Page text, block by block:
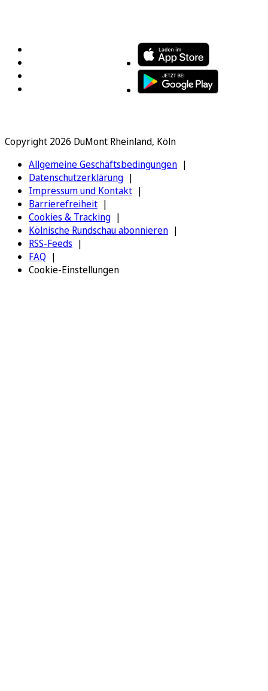
Copyright 2026 DuMont Rheinland, Köln
Allgemeine Geschäftsbedingungen
Datenschutzerklärung
Impressum und Kontakt
Barrierefreiheit
Cookies & Tracking
Kölnische Rundschau abonnieren
RSS-Feeds
FAQ
Cookie-Einstellungen